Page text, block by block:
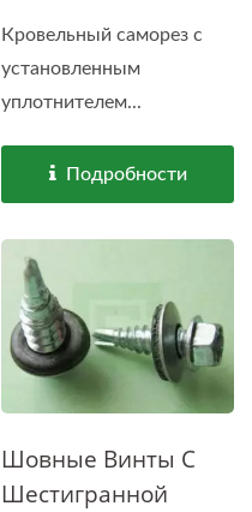
Кровельный саморез с
установленным
уплотнителем...
Подробности
Шовные Винты С
Шестигранной